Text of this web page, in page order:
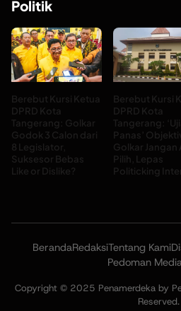
Politik
Berebut Kursi Ketua
DPRD Kota
Tangerang: Golkar
Godok 3 Calon dari
8 Legislator,
Suksesor Bebas
Like or Dislike?
Berebut Kursi
DPRD Kota
Tangerang:
Panas’
Golkar Jangan
Pilih, Lepas
Politicking
BerandaRedaksiTentang Kami
Pedoman
Copyright © 2025 Penamerdeka by
Reserved.